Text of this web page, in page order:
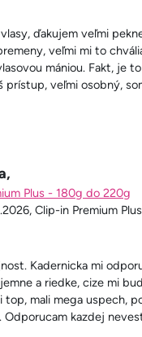
ďakujem veľmi
veľmi mi to
mániou. Fakt, je
prístup, veľmi osobný,
Plus - 180g do 220g
Clip-in Premium
Kadernicka mi
a riedke, cize mi
top, mali mega uspech,
Odporucam kazdej